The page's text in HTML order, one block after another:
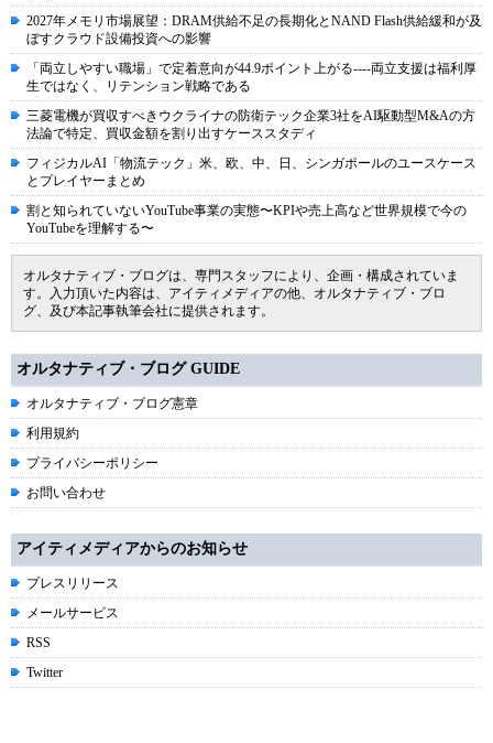
2027年メモリ市場展望：DRAM供給不足の長期化とNAND Flash供給緩和が及
ぼすクラウド設備投資への影響
「両立しやすい職場」で定着意向が44.9ポイント上がる----両立支援は福利厚
生ではなく、リテンション戦略である
三菱電機が買収すべきウクライナの防衛テック企業3社をAI駆動型M&Aの方
法論で特定、買収金額を割り出すケーススタディ
フィジカルAI「物流テック」米、欧、中、日、シンガポールのユースケース
とプレイヤーまとめ
割と知られていないYouTube事業の実態〜KPIや売上高など世界規模で今の
YouTubeを理解する〜
オルタナティブ・ブログは、専門スタッフにより、企画・構成されていま
す。入力頂いた内容は、アイティメディアの他、オルタナティブ・ブロ
グ、及び本記事執筆会社に提供されます。
オルタナティブ・ブログ GUIDE
オルタナティブ・ブログ憲章
利用規約
プライバシーポリシー
お問い合わせ
アイティメディアからのお知らせ
プレスリリース
メールサービス
RSS
Twitter